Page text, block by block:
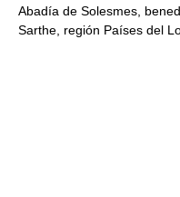
Abadía de Solesmes,
Sarthe, región Países del